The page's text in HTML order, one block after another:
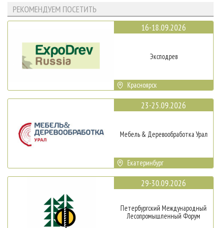
РЕКОМЕНДУЕМ ПОСЕТИТЬ
16-18.09.2026
Эксподрев
Красноярск
23-25.09.2026
Мебель & Деревообработка Урал
Екатеринбург
29-30.09.2026
Петербургский Международный
Лесопромышленный Форум